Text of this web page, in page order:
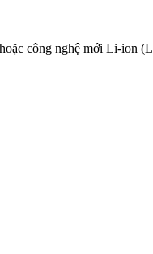
công nghệ mới Li-ion